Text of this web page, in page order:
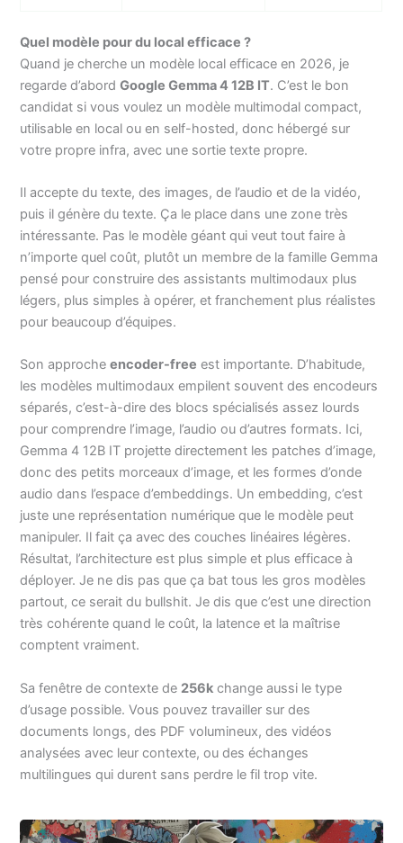
Quel modèle pour du local efficace ?
Quand je cherche un modèle local efficace en 2026, je
regarde d’abordGoogle Gemma 4 12B IT. C’est le bon
candidat si vous voulez un modèle multimodal compact,
utilisable en local ou en self-hosted, donc hébergé sur
votre propre infra, avec une sortie texte propre.
Il accepte du texte, des images, de l’audio et de la vidéo,
puis il génère du texte. Ça le place dans une zone très
intéressante. Pas le modèle géant qui veut tout faire à
n’importe quel coût, plutôt un membre de la famille Gemma
pensé pour construire des assistants multimodaux plus
légers, plus simples à opérer, et franchement plus réalistes
pour beaucoup d’équipes.
Son approcheencoder-free est importante. D’habitude,
les modèles multimodaux empilent souvent des encodeurs
séparés, c’est-à-dire des blocs spécialisés assez lourds
pour comprendre l’image, l’audio ou d’autres formats. Ici,
Gemma 4 12B IT projette directement les patches d’image,
donc des petits morceaux d’image, et les formes d’onde
audio dans l’espace d’embeddings. Un embedding, c’est
juste une représentation numérique que le modèle peut
manipuler. Il fait ça avec des couches linéaires légères.
Résultat, l’architecture est plus simple et plus efficace à
déployer. Je ne dis pas que ça bat tous les gros modèles
partout, ce serait du bullshit. Je dis que c’est une direction
très cohérente quand le coût, la latence et la maîtrise
comptent vraiment.
Sa fenêtre de contexte de 256k change aussi le type
d’usage possible. Vous pouvez travailler sur des
documents longs, des PDF volumineux, des vidéos
analysées avec leur contexte, ou des échanges
multilingues qui durent sans perdre le fil trop vite.